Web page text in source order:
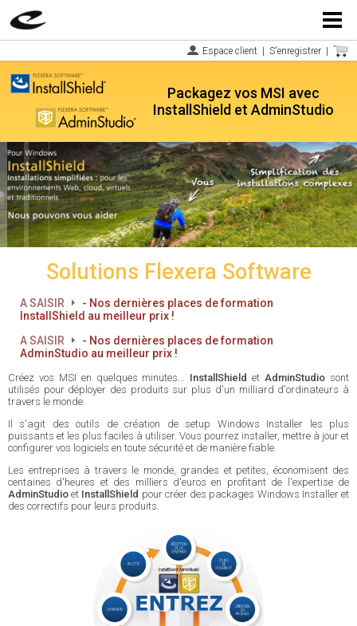
Menu
Espace client S'enregistrer
Packagez vos MSI avec
InstallShield et AdminStudio
Solutions Flexera Software
A SAISIR
- Nos dernières places de formation
InstallShield au meilleur prix !
A SAISIR
- Nos dernières places de formation
AdminStudio au meilleur prix !
Créez vos MSI en quelques minutes... InstallShield etAdminStudio sont
utilisés pour déployer des produits sur plus d'un milliard d'ordinateurs à
travers le monde.
Il s'agit des outils de création de setup Windows Installer les plus
puissants et les plus faciles à utiliser. Vous pourrez installer, mettre à jour et
configurer vos logiciels en toute sécurité et de manière fiable.
Les entreprises à travers le monde, grandes et petites, économisent des
centaines d'heures et des milliers d'euros en profitant de l'expertise de
AdminStudio et InstallShield pour créer des packages Windows Installer et
des correctifs pour leurs produits.